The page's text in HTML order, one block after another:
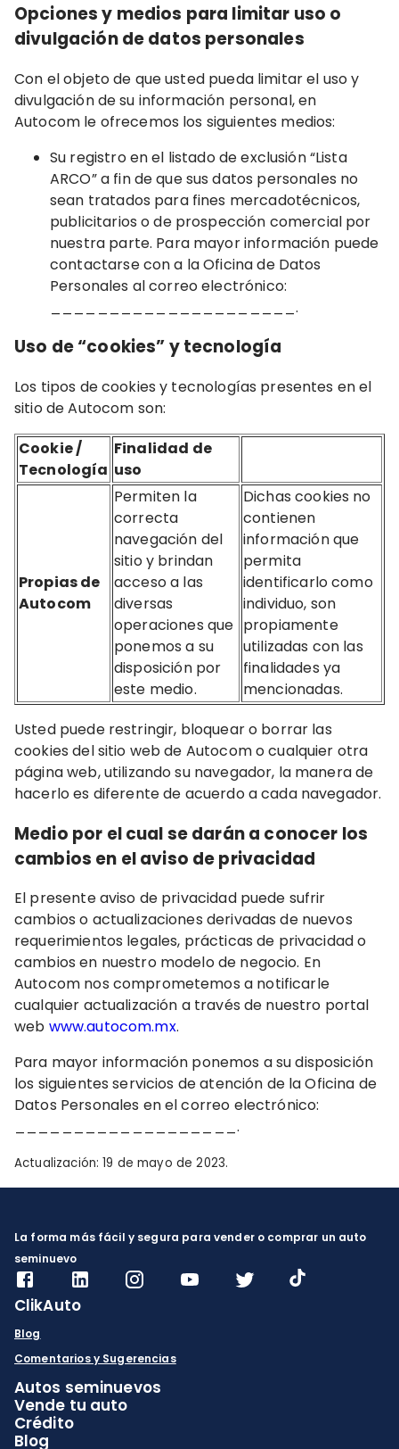
Opciones y medios para limitar uso o
divulgación de datos personales
Con el objeto de que usted pueda limitar el uso y
divulgación de su información personal, en
Autocom le ofrecemos los siguientes medios:
Su registro en el listado de exclusión “Lista
ARCO” a fin de que sus datos personales no
sean tratados para fines mercadotécnicos,
publicitarios o de prospección comercial por
nuestra parte. Para mayor información puede
contactarse con a la Oficina de Datos
Personales al correo electrónico:
_____________________.
Uso de “cookies” y tecnología
Los tipos de cookies y tecnologías presentes en el
sitio de Autocom son:
Cookie /
Tecnología
Finalidad de
uso
Propias de
Autocom
Permiten la
correcta
navegación del
sitio y brindan
acceso a las
diversas
operaciones que
ponemos a su
disposición por
este medio.
Dichas cookies no
contienen
información que
permita
identificarlo como
individuo, son
propiamente
utilizadas con las
finalidades ya
mencionadas.
Usted puede restringir, bloquear o borrar las
cookies del sitio web de Autocom o cualquier otra
página web, utilizando su navegador, la manera de
hacerlo es diferente de acuerdo a cada navegador.
Medio por el cual se darán a conocer los
cambios en el aviso de privacidad
El presente aviso de privacidad puede sufrir
cambios o actualizaciones derivadas de nuevos
requerimientos legales, prácticas de privacidad o
cambios en nuestro modelo de negocio. En
Autocom nos comprometemos a notificarle
cualquier actualización a través de nuestro portal
web www.autocom.mx.
Para mayor información ponemos a su disposición
los siguientes servicios de atención de la Oficina de
Datos Personales en el correo electrónico:
___________________.
Actualización: 19 de mayo de 2023.
La forma más fácil y segura para vender o comprar un auto
seminuevo
ClikAuto
Blog
Comentarios y Sugerencias
Autos seminuevos
Vende tu auto
Crédito
Blog